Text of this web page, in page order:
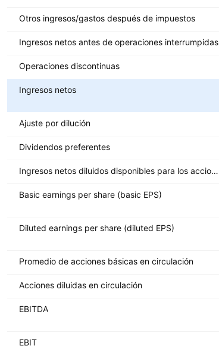
Otros ingresos/gastos después de impuestos
Ingresos netos antes de operaciones interrumpidas
Operaciones discontinuas
Ingresos netos
Ajuste por dilución
Dividendos preferentes
Ingresos netos diluidos disponibles para los accionistas ordinarios
Basic earnings per share (basic EPS)
Diluted earnings per share (diluted EPS)
Promedio de acciones básicas en circulación
Acciones diluidas en circulación
EBITDA
EBIT